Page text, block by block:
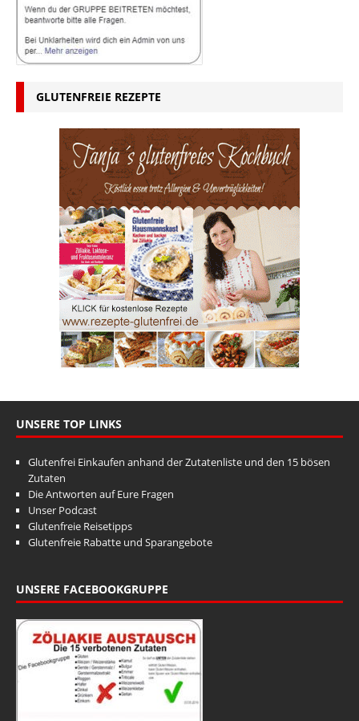
GLUTENFREIE REZEPTE
UNSERE TOP LINKS
Glutenfrei Einkaufen anhand der Zutatenliste und den 15 bösen
Zutaten
Die Antworten auf Eure Fragen
Unser Podcast
Glutenfreie Reisetipps
Glutenfreie Rabatte und Sparangebote
UNSERE FACEBOOKGRUPPE